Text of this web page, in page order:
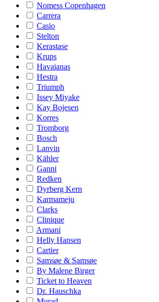
Nomess Copenhagen
Carrera
Casio
Stelton
Kerastase
Krups
Havaianas
Hestra
Triumph
Issey Miyake
Kay Bojesen
Korres
Tromborg
Bosch
Lanvin
Kähler
Ganni
Redken
Dyrberg Kern
Karmameju
Clarks
Clinique
Armani
Helly Hansen
Cartier
Samsøe & Samsøe
By Malene Birger
Ticket to Heaven
Dr. Hauschka